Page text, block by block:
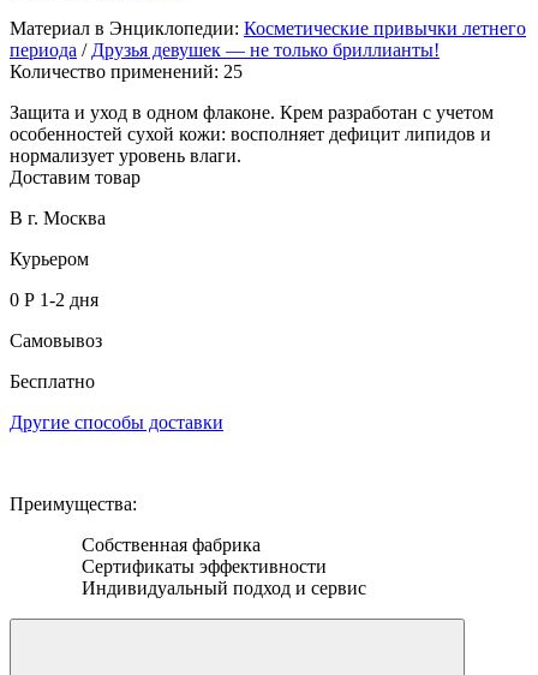
Материал в Энциклопедии: Косметические привычки летнего
периода / Друзья девушек — не только бриллианты!
Количество применений: 25
Защита и уход в одном флаконе. Крем разработан с учетом
особенностей сухой кожи: восполняет дефицит липидов и
нормализует уровень влаги.
Доставим товар
В г. Москва
Курьером
0 Р 1-2 дня
Самовывоз
Бесплатно
Другие способы доставки
Преимущества:
Собственная фабрика
Сертификаты эффективности
Индивидуальный подход и сервис